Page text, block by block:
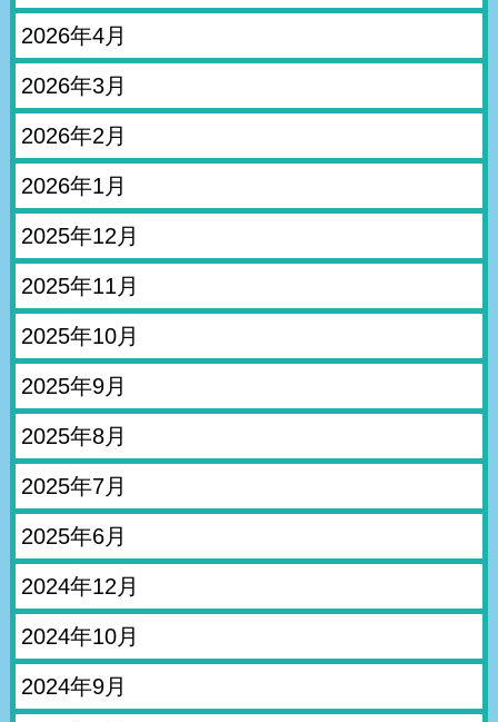
2026年4月
2026年3月
2026年2月
2026年1月
2025年12月
2025年11月
2025年10月
2025年9月
2025年8月
2025年7月
2025年6月
2024年12月
2024年10月
2024年9月